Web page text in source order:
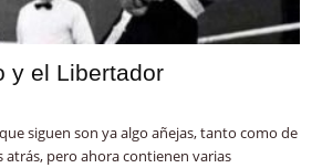
y el Libertador
que siguen son ya algo añejas, tanto como de
atrás, pero ahora contienen varias